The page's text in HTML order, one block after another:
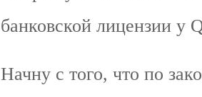
банковской лицензии у
Начну с того, что по